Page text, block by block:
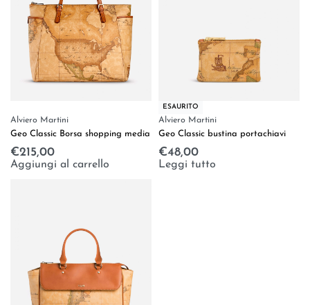
Alviero Martini
Geo Classic Borsa shopping media
€215,00
Aggiungi al carrello
ESAURITO
Alviero Martini
Geo Classic bustina portachiavi
€48,00
Leggi tutto